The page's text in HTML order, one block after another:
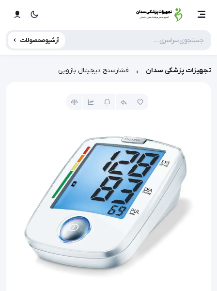
آرشیو محصولات
تجهیزات پزشکی سدان فشارسنج دیجیتال بازویی